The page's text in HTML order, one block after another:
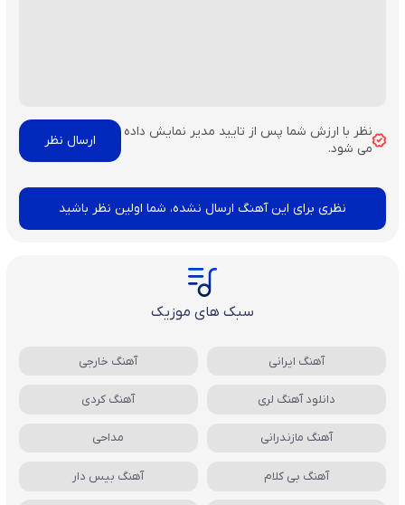
نظر با ارزش شما پس از تایید مدیر نمایش داده
می شود.
نظری برای این آهنگ ارسال نشده، شما اولین نظر باشید
سبک های موزیک
آهنگ ایرانی آهنگ خارجی
دانلود آهنگ لری آهنگ کردی
آهنگ مازندرانی مداحی
آهنگ بی کلام آهنگ بیس دار